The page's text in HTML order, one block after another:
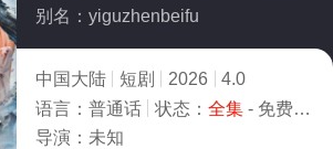
别名：yiguzhenbeifu
中国大陆 短剧 2026
4.0
语言： 普通话 状态： 全集- 免费在线观看
导演： 未知